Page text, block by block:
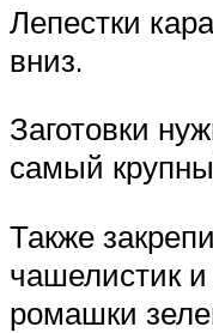
Лепестки
вниз.
Заготовки
самый
Также
чашелистик
ромашки